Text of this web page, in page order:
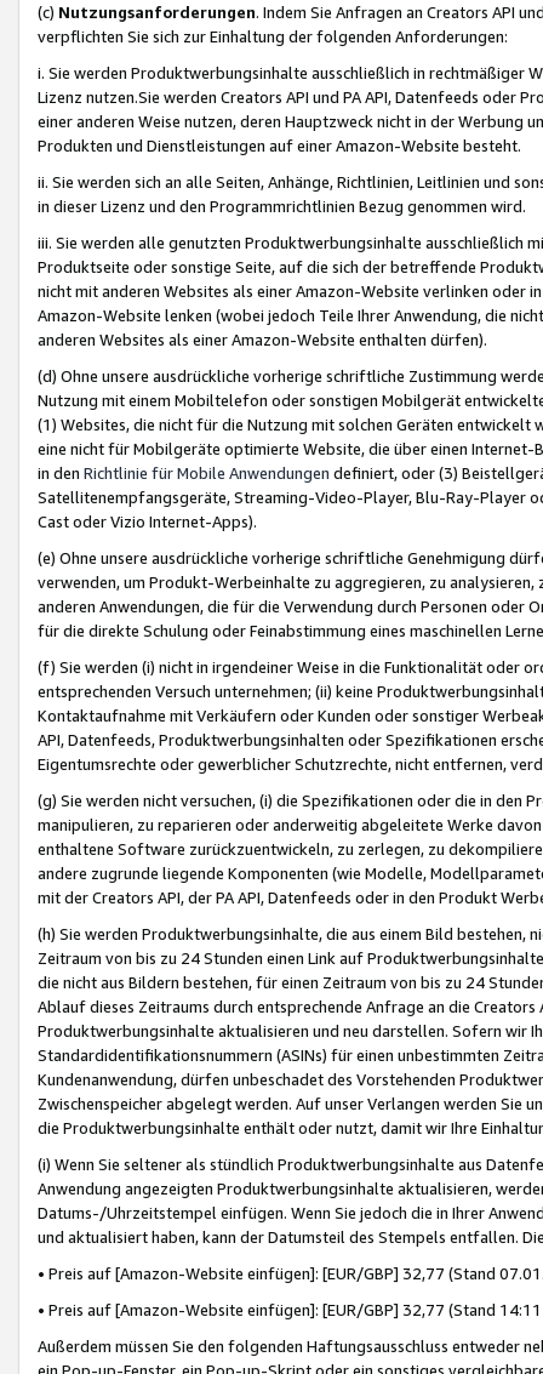
(c) Nutzungsanforderungen. Indem Sie Anfragen an Creators API
verpflichten Sie sich zur Einhaltung der folgenden Anforderungen:
i. Sie werden Produktwerbungsinhalte ausschließlich in rechtmäßiger
Lizenz nutzen.Sie werden Creators API und PA API, Datenfeeds oder
einer anderen Weise nutzen, deren Hauptzweck nicht in der Werbung
Produkten und Dienstleistungen auf einer Amazon-Website besteht.
ii. Sie werden sich an alle Seiten, Anhänge, Richtlinien, Leitlinien und
in dieser Lizenz und den Programmrichtlinien Bezug genommen wird.
iii. Sie werden alle genutzten Produktwerbungsinhalte ausschließlich
Produktseite oder sonstige Seite, auf die sich der betreffende
nicht mit anderen Websites als einer Amazon-Website verlinken oder
Amazon-Website lenken (wobei jedoch Teile Ihrer Anwendung, die
anderen Websites als einer Amazon-Website enthalten dürfen).
(d) Ohne unsere ausdrückliche vorherige schriftliche Zustimmung
Nutzung mit einem Mobiltelefon oder sonstigen Mobilgerät
(1) Websites, die nicht für die Nutzung mit solchen Geräten
eine nicht für Mobilgeräte optimierte Website, die über einen
in den Richtlinie für Mobile Anwendungen definiert, oder (3)
Satellitenempfangsgeräte, Streaming-Video-Player, Blu-Ray-Player
Cast oder Vizio Internet-Apps).
(e) Ohne unsere ausdrückliche vorherige schriftliche Genehmigung
verwenden, um Produkt-Werbeinhalte zu aggregieren, zu
anderen Anwendungen, die für die Verwendung durch Personen
für die direkte Schulung oder Feinabstimmung eines maschinellen
(f) Sie werden (i) nicht in irgendeiner Weise in die Funktionalität oder
entsprechenden Versuch unternehmen; (ii) keine
Kontaktaufnahme mit Verkäufern oder Kunden oder sonstiger
API, Datenfeeds, Produktwerbungsinhalten oder Spezifikationen
Eigentumsrechte oder gewerblicher Schutzrechte, nicht entfernen,
(g) Sie werden nicht versuchen, (i) die Spezifikationen oder die in
manipulieren, zu reparieren oder anderweitig abgeleitete Werke
enthaltene Software zurückzuentwickeln, zu zerlegen, zu
andere zugrunde liegende Komponenten (wie Modelle,
mit der Creators API, der PA API, Datenfeeds oder in den Produkt
(h) Sie werden Produktwerbungsinhalte, die aus einem Bild bestehen,
Zeitraum von bis zu 24 Stunden einen Link auf
die nicht aus Bildern bestehen, für einen Zeitraum von bis zu 24
Ablauf dieses Zeitraums durch entsprechende Anfrage an die
Produktwerbungsinhalte aktualisieren und neu darstellen. Sofern wir
Standardidentifikationsnummern (ASINs) für einen unbestimmten
Kundenanwendung, dürfen unbeschadet des Vorstehenden
Zwischenspeicher abgelegt werden. Auf unser Verlangen werden Sie
die Produktwerbungsinhalte enthält oder nutzt, damit wir Ihre
(i) Wenn Sie seltener als stündlich Produktwerbungsinhalte aus
Anwendung angezeigten Produktwerbungsinhalte aktualisieren,
Datums-/Uhrzeitstempel einfügen. Wenn Sie jedoch die in Ihrer
und aktualisiert haben, kann der Datumsteil des Stempels entfallen.
• Preis auf [Amazon-Website einfügen]: [EUR/GBP] 32,77 (Stand
• Preis auf [Amazon-Website einfügen]: [EUR/GBP] 32,77 (Stand
Außerdem müssen Sie den folgenden Haftungsausschluss entweder
ein Pop-up-Fenster, ein Pop-up-Skript oder ein sonstiges